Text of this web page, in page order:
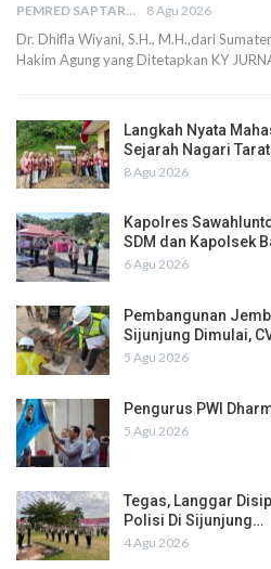
PEMRED SAPTARIUS 8 Agu 2026
Dr. Dhifla Wiyani, S.H., M.H.,dari
Hakim Agung yang Ditetapkan KY
Langkah Nyata
Sejarah Nagari
8 Agu 2026
Kapolres
SDM dan Kapolsek
6 Agu 2026
Pembangunan
Sijunjung Dimulai,
5 Agu 2026
Pengurus PWI
5 Agu 2026
Tegas, Langgar
Polisi Di Sijunjung…
4 Agu 2026